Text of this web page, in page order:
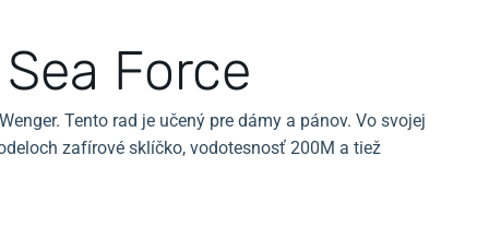
Force
Tento rad je učený pre dámy a pánov. Vo svojej
zafírové sklíčko, vodotesnosť 200M a tiež